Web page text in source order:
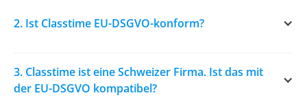
Schweiz auf der Google Cloud Platform (Region
Schweiz gespiegelt, um maximale Verfügbarkeit und
Ausfallsicherheit zu gewährleisten.
2. Ist Classtime EU-DSGVO-konform?
Ja. Classtime erfüllt die Anforderungen der
Europäischen Datenschutz-Grundverordnung (EU-
3. Classtime ist eine Schweizer Firma. Ist das mit
der EU-DSGVO kompatibel?